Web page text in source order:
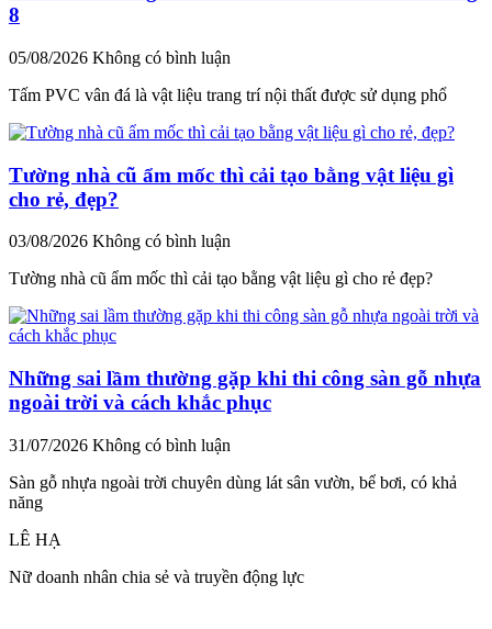
8
05/08/2026 Không có bình luận
Tấm PVC vân đá là vật liệu trang trí nội thất được sử dụng phổ
Tường nhà cũ ẩm mốc thì cải tạo bằng vật liệu gì
cho rẻ, đẹp?
03/08/2026 Không có bình luận
Tường nhà cũ ẩm mốc thì cải tạo bằng vật liệu gì cho rẻ đẹp?
Những sai lầm thường gặp khi thi công sàn gỗ nhựa
ngoài trời và cách khắc phục
31/07/2026 Không có bình luận
Sàn gỗ nhựa ngoài trời chuyên dùng lát sân vườn, bể bơi, có khả
năng
LÊ HẠ
Nữ doanh nhân chia sẻ và truyền động lực